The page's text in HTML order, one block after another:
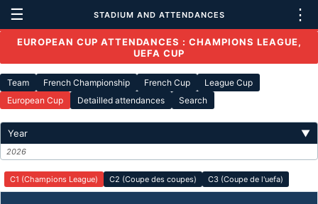
☰ STADIUM AND ATTENDANCES ⋮
EUROPEAN CUP ATTENDANCES : CHAMPIONS LEAGUE,
UEFA CUP
Team French Championship French Cup
League Cup
European Cup
Detailled attendances Search
Year ▼
2026
C1 (Champions League) C2 (Coupe des coupes) C3 (Coupe de l'uefa)